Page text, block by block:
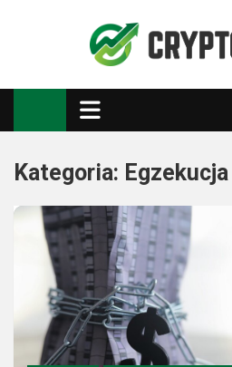
Crypto24.pl
Kategoria: